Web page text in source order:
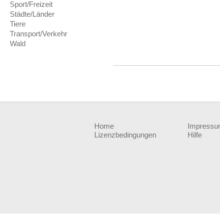
Sport/Freizeit
Städte/Länder
Tiere
Transport/Verkehr
Wald
Home
Lizenzbedingungen
Hilfe